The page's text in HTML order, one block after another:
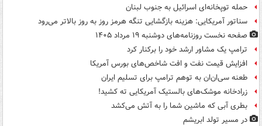
حمله توپخانه‌ای اسرائیل به جنوب لبنان
سناتور آمریکایی: هزینه بازگشایی تنگه هرمز روز به روز بالاتر می‌رود
صفحه نخست روزنامه‌های دوشنبه ۱۹ مرداد ۱۴۰۵
ترامپ یک مشاور ارشد خود را برکنار کرد
افزایش قیمت نفت و افت شاخص‌های بورس آمریکا
طعنه سی‌ان‌ان به توهم ترامپ برای تسلیم ایران
زرادخانه موشک‌های بالستیک آمریکایی ته کشید!
بطری آبی که ماشین شما را به آتش می‌کشد
در مسیر تولد ابریشم